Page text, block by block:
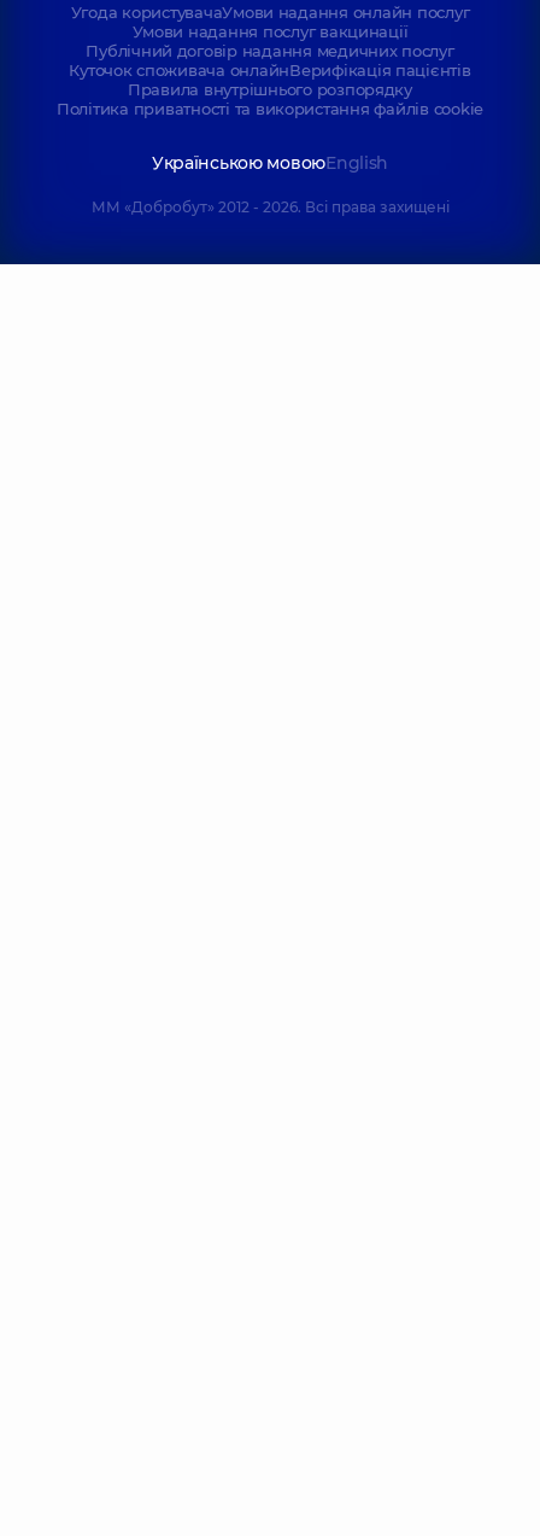
Угода користувачаУмови надання онлайн послуг
Умови надання послуг вакцинації
Публічний договір надання медичних послуг
Куточок споживача онлайнВерифікація пацієнтів
Правила внутрішнього розпорядку
Політика приватності та використання файлів cookie
Українською мовоюEnglish
ММ «Добробут» 2012 - 2026. Всі права захищені